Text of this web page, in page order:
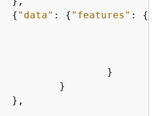
{ "data" : { "features" : {